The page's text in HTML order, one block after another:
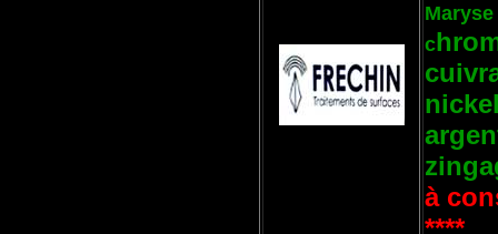
Maryse
c
à
****